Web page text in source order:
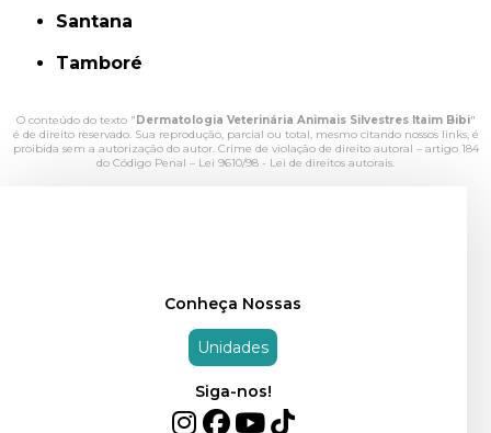
Santana
Tamboré
O conteúdo do texto "Dermatologia Veterinária Animais Silvestres Itaim Bibi"
é de direito reservado. Sua reprodução, parcial ou total, mesmo citando nossos links, é
proibida sem a autorização do autor. Crime de violação de direito autoral – artigo 184
do Código Penal – Lei 9610/98 - Lei de direitos autorais
Conheça Nossas
Unidades
Siga-nos!